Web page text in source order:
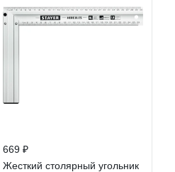
669 ₽
Жесткий столярный угольник